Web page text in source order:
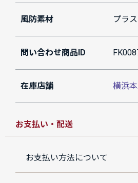
風防素材 プラ
問い合わせ商品ID
在庫店舗 横浜
お支払い・配送
お支払い方法について